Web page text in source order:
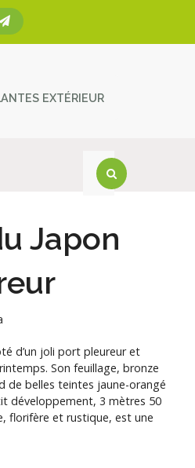
EXTÉRIEUR
Japon
d’un joli port pleureur et
Son feuillage, bronze
de belles teintes jaune-orangé
développement, 3 mètres 50
florifère et rustique, est une